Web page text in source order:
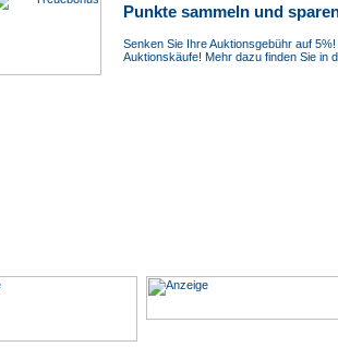
Punkte sammeln und
Senken Sie Ihre Auktionsgebühr auf
Auktionskäufe! Mehr dazu finden Sie in